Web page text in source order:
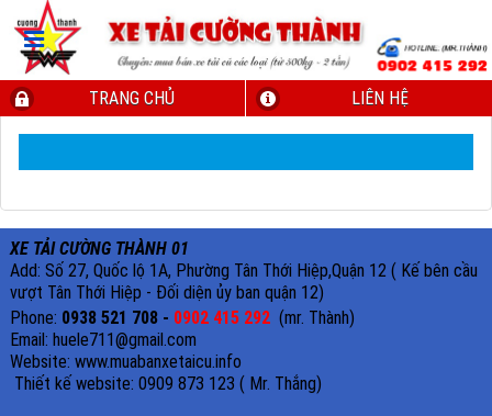
TRANG CHỦ LIÊN HỆ
XE TẢI CƯỜNG THÀNH 01
Add: Số 27, Quốc lộ 1A, Phường Tân Thới Hiệp,Quận 12 ( Kế bên cầu
vượt Tân Thới Hiệp - Đối diện ủy ban quận 12)
Phone: 0938 521 708 - 0902 415 292 (mr. Thành)
Email: huele711@gmail.com
Website: www.muabanxetaicu.info
Thiết kế website: 0909 873 123 ( Mr. Thắng)